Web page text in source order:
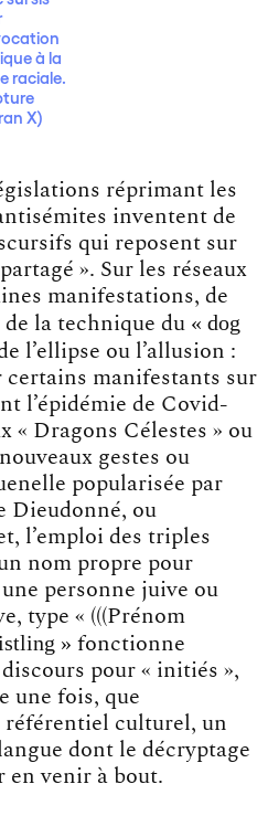
à la
raciale.
X)
réprimant les
inventent de
qui reposent sur
». Sur les réseaux
manifestations, de
la technique du « dog
l’ellipse ou l’allusion :
certains manifestants sur
l’épidémie de Covid-
« Dragons Célestes » ou
gestes ou
popularisée par
Dieudonné, ou
l’emploi des triples
nom propre pour
personne juive ou
type « (((Prénom
» fonctionne
pour « initiés »,
une fois, que
référentiel culturel, un
dont le décryptage
en venir à bout.